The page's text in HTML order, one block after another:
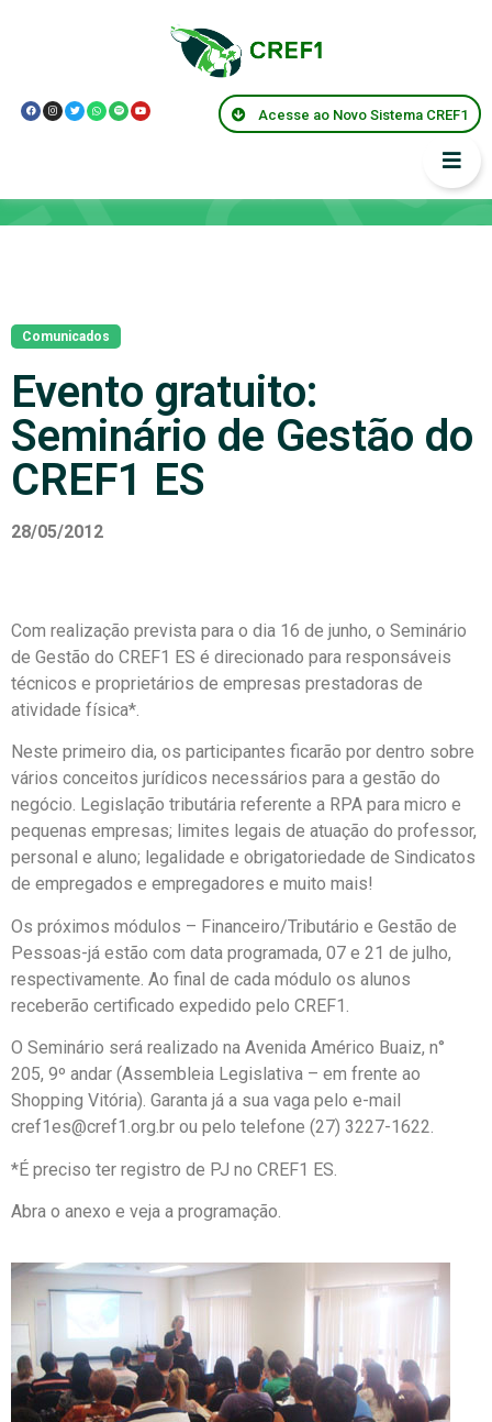
Acesse ao Novo Sistema CREF1
Comunicados
Evento gratuito:
Seminário de Gestão do
CREF1 ES
28/05/2012
Com realização prevista para o dia 16 de junho, o Seminário
de Gestão do CREF1 ES é direcionado para responsáveis
técnicos e proprietários de empresas prestadoras de
atividade física*.
Neste primeiro dia, os participantes ficarão por dentro sobre
vários conceitos jurídicos necessários para a gestão do
negócio. Legislação tributária referente a RPA para micro e
pequenas empresas; limites legais de atuação do professor,
personal e aluno; legalidade e obrigatoriedade de Sindicatos
de empregados e empregadores e muito mais!
Os próximos módulos – Financeiro/Tributário e Gestão de
Pessoas-já estão com data programada, 07 e 21 de julho,
respectivamente. Ao final de cada módulo os alunos
receberão certificado expedido pelo CREF1.
O Seminário será realizado na Avenida Américo Buaiz, n°
205, 9º andar (Assembleia Legislativa – em frente ao
Shopping Vitória). Garanta já a sua vaga pelo e-mail
cref1es@cref1.org.br ou pelo telefone (27) 3227-1622.
*É preciso ter registro de PJ no CREF1 ES.
Abra o anexo e veja a programação.